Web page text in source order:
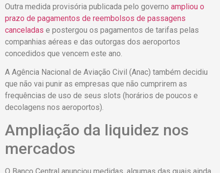
Outra medida provisória publicada pelo governo ampliou o
prazo de pagamentos de reembolsos de passagens
canceladas e postergou os pagamentos de tarifas pelas
companhias aéreas e das outorgas dos aeroportos
concedidos que vencem este ano.
A Agência Nacional de Aviação Civil (Anac) também decidiu
que não vai punir as empresas que não cumprirem as
frequências de uso de seus slots (horários de poucos e
decolagens nos aeroportos).
Ampliação da liquidez nos
mercados